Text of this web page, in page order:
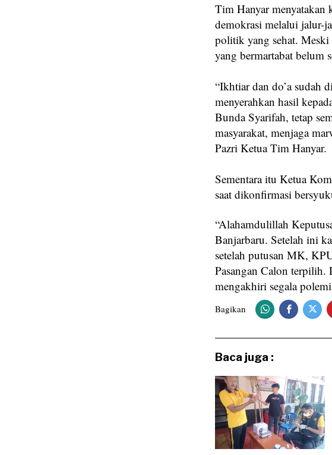
Tim Hanyar menyatakan
demokrasi melalui jalur-
politik yang sehat.
yang bermartabat belum
“Ikhtiar dan do’a sudah
menyerahkan hasil
Bunda Syarifah, tetap
masyarakat, menjaga
Pazri Ketua Tim Hanyar.
Sementara itu Ketua
saat dikonfirmasi
“Alahamdulillah
Banjarbaru. Setelah ini
setelah putusan MK,
Pasangan Calon terpilih.
mengakhiri segala
Bagikan
Baca juga :